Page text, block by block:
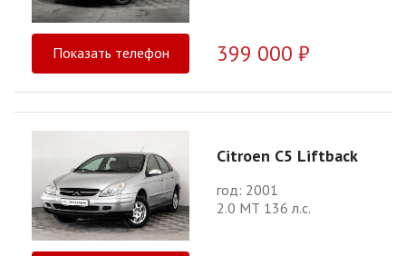
Показать телефон 399 000 ₽
Citroen C5 Liftback
год: 2001
2.0 МТ 136 л.с.